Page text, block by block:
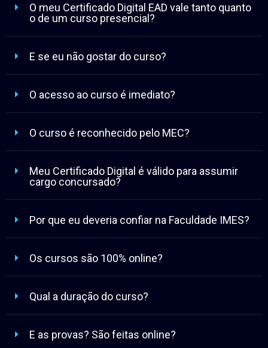
O meu Certificado Digital EAD vale tanto quanto
o de um curso presencial?
E se eu não gostar do curso?
O acesso ao curso é imediato?
O curso é reconhecido pelo MEC?
Meu Certificado Digital é válido para assumir
cargo concursado?
Por que eu deveria confiar na Faculdade IMES?
Os cursos são 100% online?
Qual a duração do curso?
E as provas? São feitas online?